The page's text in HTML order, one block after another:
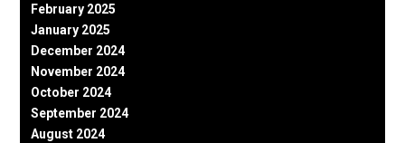
February 2025
January 2025
December 2024
November 2024
October 2024
September 2024
August 2024